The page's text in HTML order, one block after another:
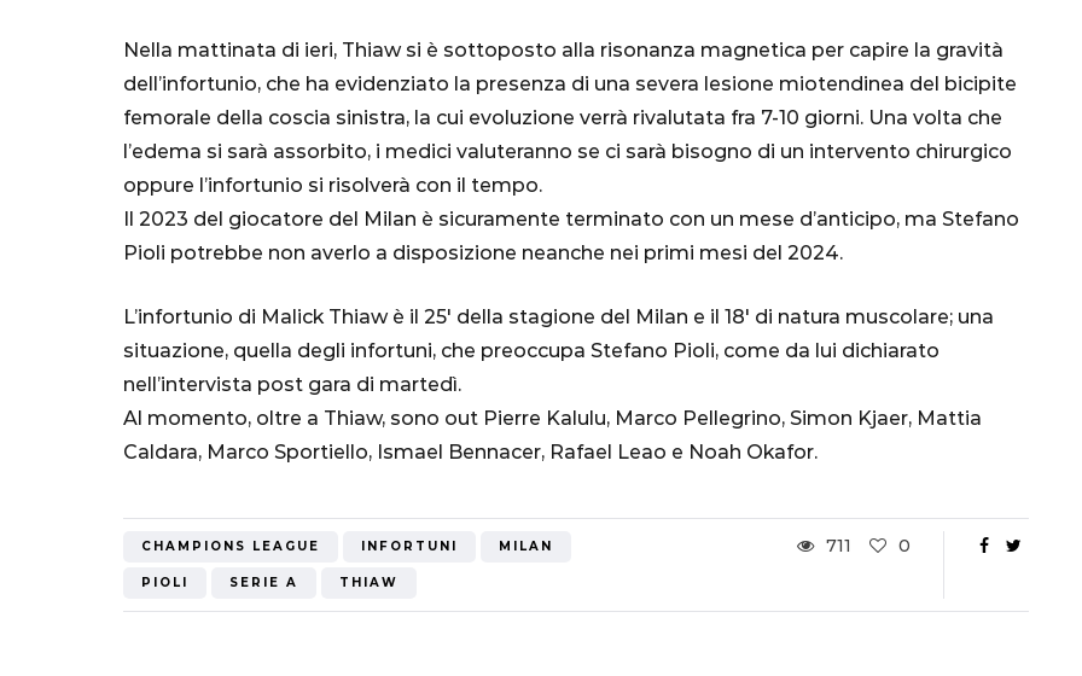
Nella mattinata di ieri, Thiaw si è sottoposto alla risonanza magnetica per capire la gravità
dell’infortunio, che ha evidenziato la presenza di una severa lesione miotendinea del bicipite
femorale della coscia sinistra, la cui evoluzione verrà rivalutata fra 7-10 giorni. Una volta che
l’edema si sarà assorbito, i medici valuteranno se ci sarà bisogno di un intervento chirurgico
oppure l’infortunio si risolverà con il tempo.
Il 2023 del giocatore del Milan è sicuramente terminato con un mese d’anticipo, ma Stefano
Pioli potrebbe non averlo a disposizione neanche nei primi mesi del 2024.
L’infortunio di Malick Thiaw è il 25′ della stagione del Milan e il 18′ di natura muscolare; una
situazione, quella degli infortuni, che preoccupa Stefano Pioli, come da lui dichiarato
nell’intervista post gara di martedì.
Al momento, oltre a Thiaw, sono out Pierre Kalulu, Marco Pellegrino, Simon Kjaer, Mattia
Caldara, Marco Sportiello, Ismael Bennacer, Rafael Leao e Noah Okafor.
CHAMPIONS LEAGUE INFORTUNI MILAN
PIOLI SERIE A THIAW
711 0
SERIE A
Lautaro Martinez,
parla l'agente:
"Bayern? Pensa
all'Inter e al
Mondiale"
CALCIO MONDIALE QATAR
già qualificato agli
Ottavi di Finale